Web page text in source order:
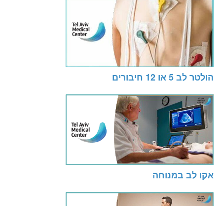
הולטר לב 5 או 12 חיבורים
אקו לב במנוחה